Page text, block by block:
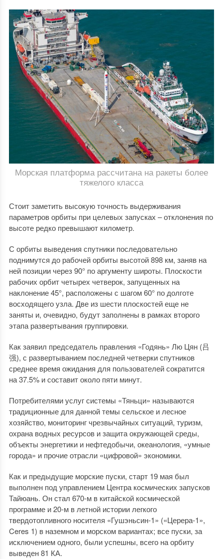
Морская платформа рассчитана на ракеты более
тяжелого класса
Стоит заметить высокую точность выдерживания
параметров орбиты при целевых запусках – отклонения по
высоте редко превышают километр.
С орбиты выведения спутники последовательно
поднимутся до рабочей орбиты высотой 898 км, заняв на
ней позиции через 90° по аргументу широты. Плоскости
рабочих орбит четырех четверок, запущенных на
наклонение 45°, расположены с шагом 60° по долготе
восходящего узла. Две из шести плоскостей еще не
заняты и, очевидно, будут заполнены в рамках второго
этапа развертывания группировки.
Как заявил председатель правления «Годянь» Лю Цян (吕
强), с развертыванием последней четверки спутников
среднее время ожидания для пользователей сократится
на 37.5% и составит около пяти минут.
Потребителями услуг системы «Тяньци» называются
традиционные для данной темы сельское и лесное
хозяйство, мониторинг чрезвычайных ситуаций, туризм,
охрана водных ресурсов и защита окружающей среды,
объекты энергетики и нефтедобычи, океанология, «умные
города» и прочие отрасли «цифровой» экономики.
Как и предыдущие морские пуски, старт 19 мая был
выполнен под управлением Центра космических запусков
Тайюань. Он стал 670-м в китайской космической
программе и 20-м в летной истории легкого
твердотопливного носителя «Гушэньсин-1» («Церера-1»,
Ceres 1) в наземном и морском вариантах; все пуски, за
исключением одного, были успешны, всего на орбиту
выведен 81 КА.